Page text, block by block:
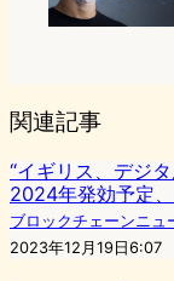
関連記事
“イギリス、デジ
2024年発効予定
ブロックチェーンニュ
2023年12月19日6:07